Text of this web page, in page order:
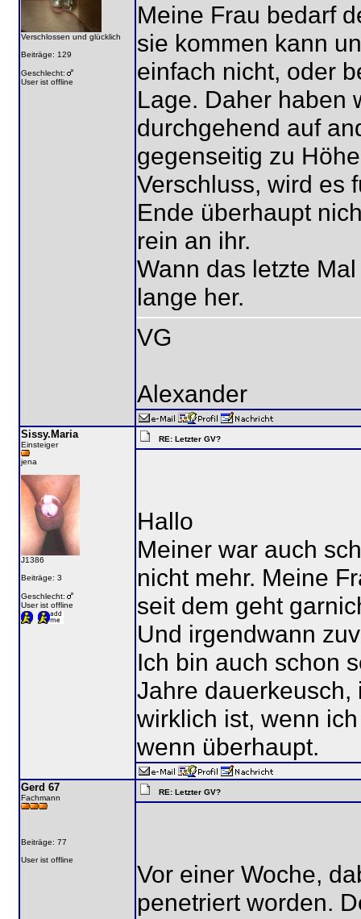
Verschlossen und glücklich
Beiträge: 129
Geschlecht:
User ist offline
Meine Frau bedarf
sie kommen kann
einfach nicht, oder
Lage. Daher haben
durchgehend auf
gegenseitig zu
Verschluss, wird es
Ende überhaupt
rein an ihr.
Wann das letzte
lange her.
VG
Alexander
Sissy.Maria
Einsteiger
jena
J1386
Beiträge: 3
Geschlecht:
User ist offline
RE: Letzter GV?
Hallo
Meiner war auch
nicht mehr. Meine
seit dem geht
Und irgendwann
Ich bin auch schon
Jahre dauerkeusch,
wirklich ist, wenn
wenn überhaupt.
Gerd 67
Fachmann
Beiträge: 77
User ist offline
RE: Letzter GV?
Vor einer Woche,
penetriert worden.